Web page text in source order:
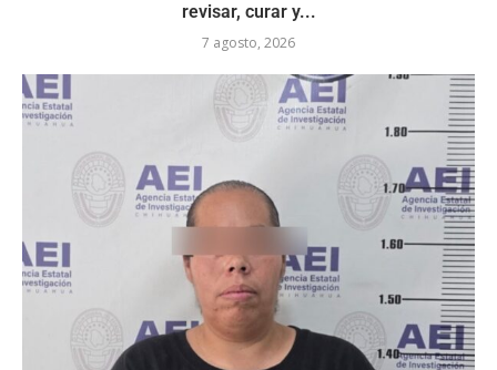
revisar, curar y...
7 agosto, 2026